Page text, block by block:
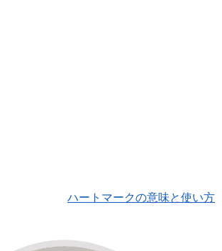
ハートマークの意味と使い方